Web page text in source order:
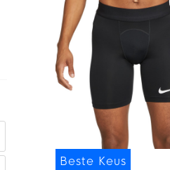
Beste Keus